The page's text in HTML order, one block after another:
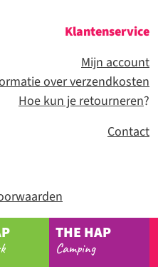
Klantenservice
Mijn account
over verzendkosten
Hoe kun je retourneren?
Contact
THE HAP
Camping